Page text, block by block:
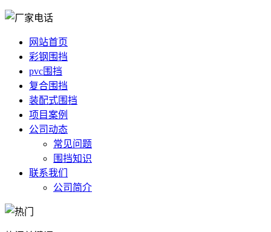
网站首页
彩钢围挡
pvc围挡
复合围挡
装配式围挡
项目案例
公司动态
常见问题
围挡知识
联系我们
公司简介